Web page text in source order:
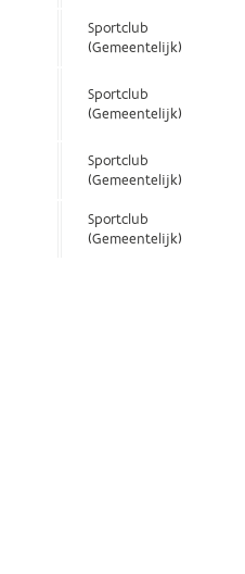
Sportclub
(Gemeentelijk)
Sportclub
(Gemeentelijk)
Sportclub
(Gemeentelijk)
Sportclub
(Gemeentelijk)